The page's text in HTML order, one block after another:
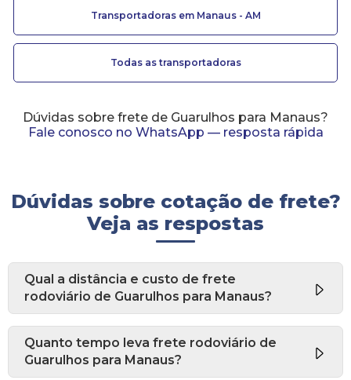
Transportadoras em Manaus - AM
Todas as transportadoras
Dúvidas sobre frete de Guarulhos para Manaus?
Fale conosco no WhatsApp — resposta rápida
Dúvidas sobre cotação de frete?
Veja as respostas
Qual a distância e custo de frete
rodoviário de Guarulhos para Manaus?
Quanto tempo leva frete rodoviário de
Guarulhos para Manaus?